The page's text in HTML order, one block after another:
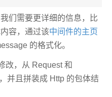
们需要更详细的信息，比
容，通过该中间件的主页
的格式化。
改，从 Request 和
并且拼装成 Http 的包体结